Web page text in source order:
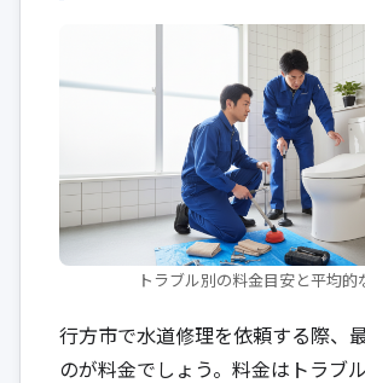
トラブル別の料金目安と平均的
行方市で水道修理を依頼する際、
のが料金でしょう。料金はトラブ